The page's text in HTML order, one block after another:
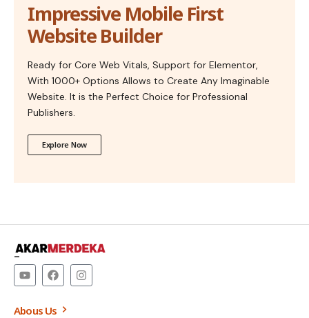
Impressive Mobile First
Website Builder
Ready for Core Web Vitals, Support for Elementor,
With 1000+ Options Allows to Create Any Imaginable
Website. It is the Perfect Choice for Professional
Publishers.
Explore Now
–
Abous Us